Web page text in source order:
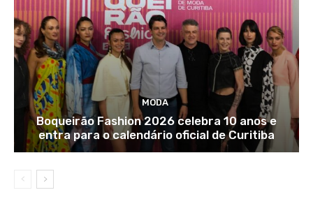
MODA
Boqueirão Fashion 2026 celebra 10 anos e
entra para o calendário oficial de Curitiba